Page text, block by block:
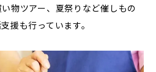
物ツアー、夏祭りなど催しもの
援も行っています。